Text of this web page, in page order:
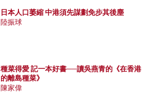
日本人口萎縮 中港須先謀劃免步其後塵
陸振球
種菜得愛 記一本好書──讀吳燕青的《在香港
的離島種菜》
陳家偉